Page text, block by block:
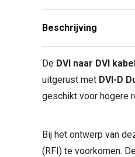
Beschrijving
De DVI naar DVI
uitgerust met DVI-D
geschikt voor hogere
Bij het ontwerp van
(RFI) te voorkomen.